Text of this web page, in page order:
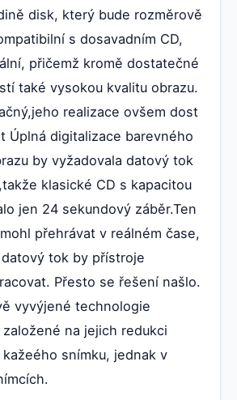
disk, který bude rozměrově
s dosavadním CD,
přičemž kromě dostatečné
také vysokou kvalitu obrazu.
realizace ovšem dost
Úplná digitalizace barevného
by vyžadovala datový tok
klasické CD s kapacitou
jen 24 sekundový záběr.Ten
přehrávat v reálném čase,
tok by přístroje
Přesto se řešení našlo.
vyvýjené technologie
na jejich redukci
snímku, jednak v